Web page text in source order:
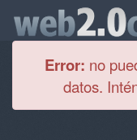
Error: no
datos.